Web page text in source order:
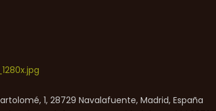
1, 28729 Navalafuente, Madrid, España